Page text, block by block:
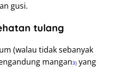
gusi.
tulang
(walau tidak sebanyak
mangan3) yang